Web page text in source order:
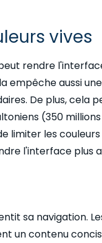
vives
rendre
empêche aussi
De plus, cela
(350
limiter les
l'interface plus
sa navigation.
un contenu